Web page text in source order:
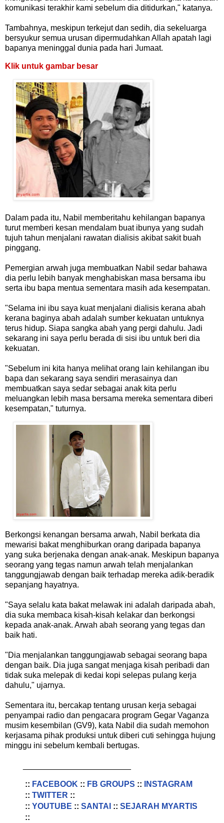
komunikasi terakhir kami sebelum dia ditidurkan," katanya.
Tambahnya, meskipun terkejut dan sedih, dia sekeluarga
bersyukur semua urusan dipermudahkan Allah apatah lagi
bapanya meninggal dunia pada hari Jumaat.
Klik untuk gambar besar
Dalam pada itu, Nabil memberitahu kehilangan bapanya
turut memberi kesan mendalam buat ibunya yang sudah
tujuh tahun menjalani rawatan dialisis akibat sakit buah
pinggang.
Pemergian arwah juga membuatkan Nabil sedar bahawa
dia perlu lebih banyak menghabiskan masa bersama ibu
serta ibu bapa mentua sementara masih ada kesempatan.
"Selama ini ibu saya kuat menjalani dialisis kerana abah
kerana baginya abah adalah sumber kekuatan untuknya
terus hidup. Siapa sangka abah yang pergi dahulu. Jadi
sekarang ini saya perlu berada di sisi ibu untuk beri dia
kekuatan.
"Sebelum ini kita hanya melihat orang lain kehilangan ibu
bapa dan sekarang saya sendiri merasainya dan
membuatkan saya sedar sebagai anak kita perlu
meluangkan lebih masa bersama mereka sementara diberi
kesempatan," tuturnya.
Berkongsi kenangan bersama arwah, Nabil berkata dia
mewarisi bakat menghiburkan orang daripada bapanya
yang suka berjenaka dengan anak-anak. Meskipun bapanya
seorang yang tegas namun arwah telah menjalankan
tanggungjawab dengan baik terhadap mereka adik-beradik
sepanjang hayatnya.
"Saya selalu kata bakat melawak ini adalah daripada abah,
dia suka membaca kisah-kisah kelakar dan berkongsi
kepada anak-anak. Arwah abah seorang yang tegas dan
baik hati.
"Dia menjalankan tanggungjawab sebagai seorang bapa
dengan baik. Dia juga sangat menjaga kisah peribadi dan
tidak suka melepak di kedai kopi selepas pulang kerja
dahulu," ujarnya.
Sementara itu, bercakap tentang urusan kerja sebagai
penyampai radio dan pengacara program Gegar Vaganza
musim kesembilan (GV9), kata Nabil dia sudah memohon
kerjasama pihak produksi untuk diberi cuti sehingga hujung
minggu ini sebelum kembali bertugas.
:: FACEBOOK :: FB GROUPS ::
INSTAGRAM
:: TWITTER ::
:: YOUTUBE :: SANTAI :: SEJARAH MYARTIS
::